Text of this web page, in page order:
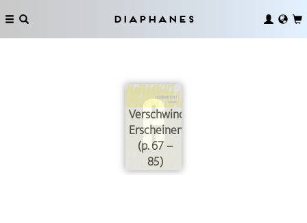
Diaphanes
Verschwinden
Erscheinen
(p. 67 –
85)